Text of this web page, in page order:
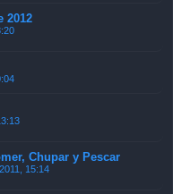
2012
Chupar y Pescar
15:14